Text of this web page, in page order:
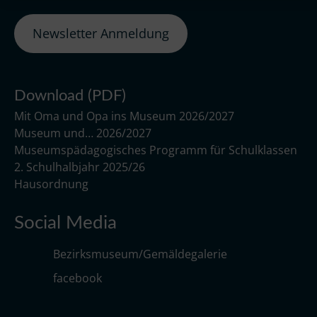
Newsletter Anmeldung
Download (PDF)
Mit Oma und Opa ins Museum 2026/2027
Museum und… 2026/2027
Museumspädagogisches Programm für Schulklassen
2. Schulhalbjahr 2025/26
Hausordnung
Social Media
Bezirksmuseum/Gemäldegalerie
facebook